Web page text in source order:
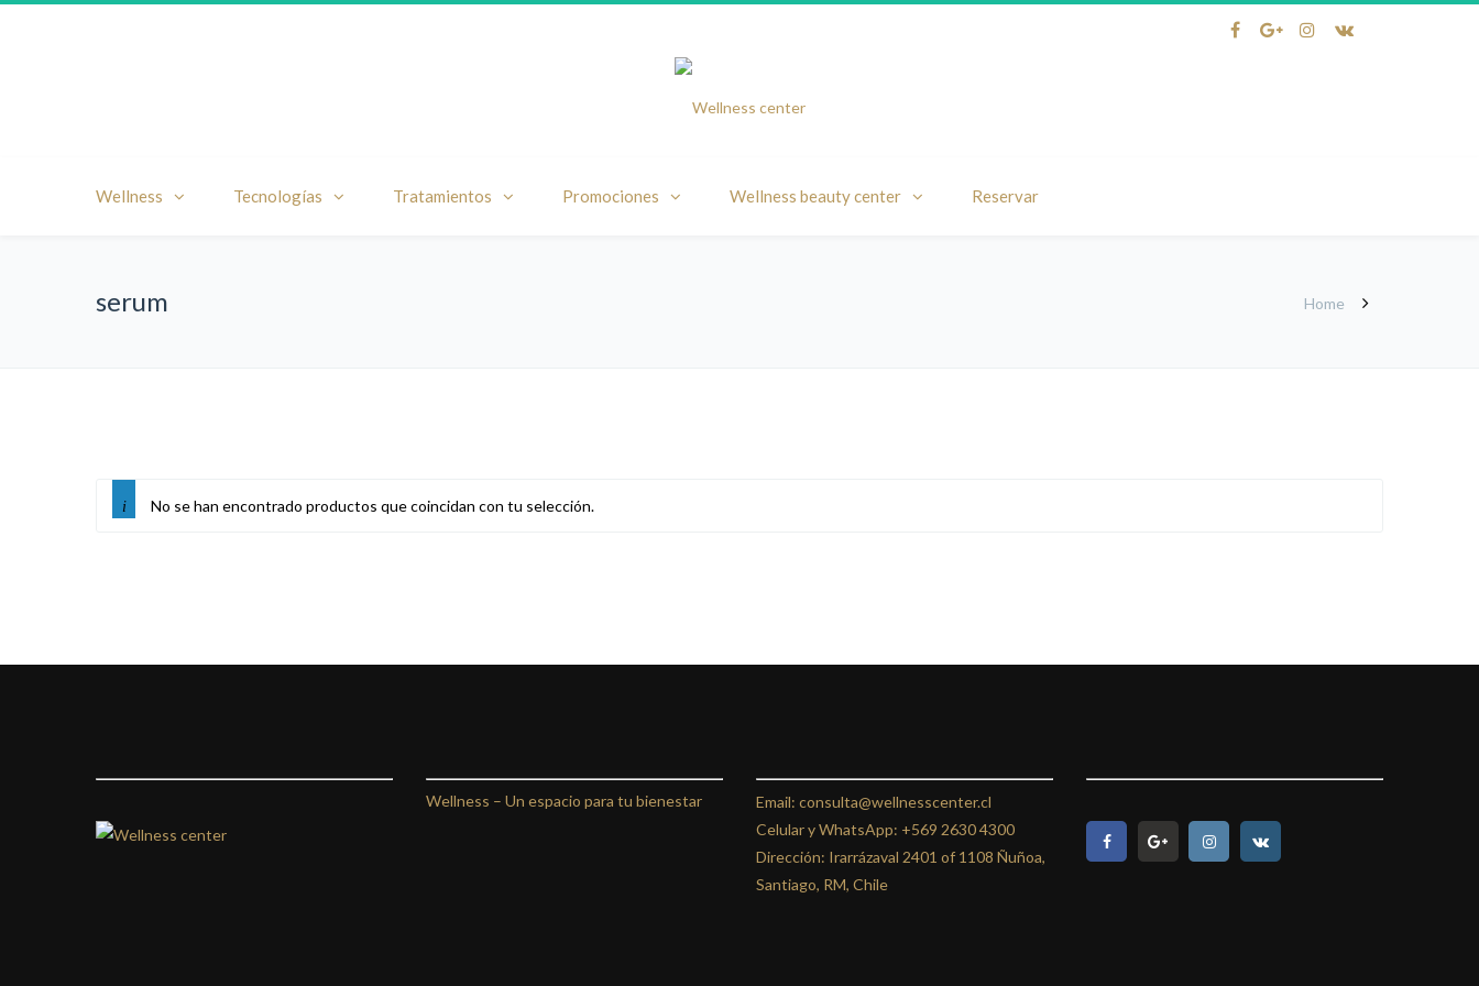
Wellness Tecnologías Tratamientos Promociones Wellness beauty center Reservar
serum Home
No se han encontrado productos que coincidan con tu selección.
Wellness – Un espacio para tu bienestar
Email: consulta@wellnesscenter.cl
Celular y WhatsApp: +569 2630 4300
Dirección: Irarrázaval 2401 of 1108 Ñuñoa,
Santiago, RM, Chile